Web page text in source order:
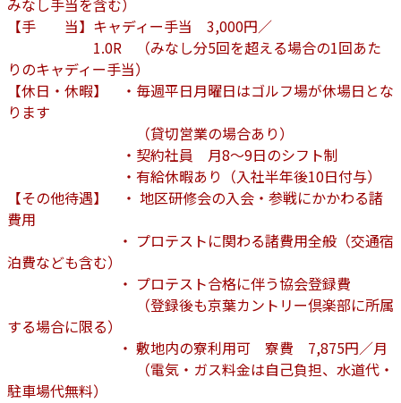
みなし手当を含む）
【手 当】キャディー手当 3,000円／
1.0R （みなし分5回を超える場合の1回あた
りのキャディー手当）
【休日・休暇】 ・毎週平日月曜日はゴルフ場が休場日とな
ります
（貸切営業の場合あり）
・契約社員 月8～9日のシフト制
・有給休暇あり（入社半年後10日付与）
【その他待遇】 ・ 地区研修会の入会・参戦にかかわる諸
費用
・ プロテストに関わる諸費用全般（交通宿
泊費なども含む）
・ プロテスト合格に伴う協会登録費
（登録後も京葉カントリー倶楽部に所属
する場合に限る）
・ 敷地内の寮利用可 寮費 7,875円／月
（電気・ガス料金は自己負担、水道代・
駐車場代無料）